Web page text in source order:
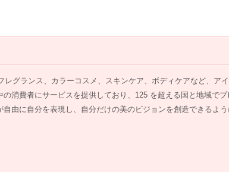
レグランス、カラーコスメ、スキンケア、ボディケアなど、ア
消費者にサービスを提供しており、125 を超える国と地域で
由に自分を表現し、自分だけの美のビジョンを創造できるよ